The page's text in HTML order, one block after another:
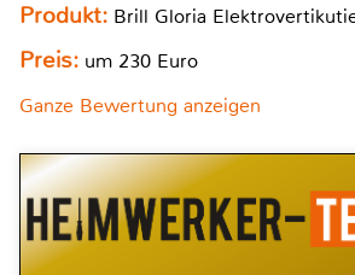
Produkt: Brill Gloria
Preis: um 230 Euro
Ganze Bewertung anzeigen